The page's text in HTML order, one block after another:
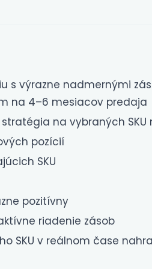
s výrazne nadmernými
na 4–6 mesiacov predaja
na vybraných SKU
pozícií
SKU
pozitívny
riadenie zásob
SKU v reálnom čase